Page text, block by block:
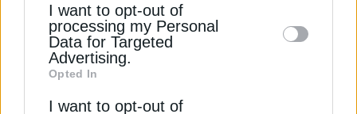
disclose it to other third parties.
I want to opt-out of
processing my Personal
Data for Targeted
Advertising.
Opted In
I want to opt-out of
βλέπουμε έναν διάδρομο για το εμπόριο».
«Παράλληλα βλέπουμε όμως και μία δυναμική
υβριδικές απειλές είναι μια πραγματικότητα. Μία